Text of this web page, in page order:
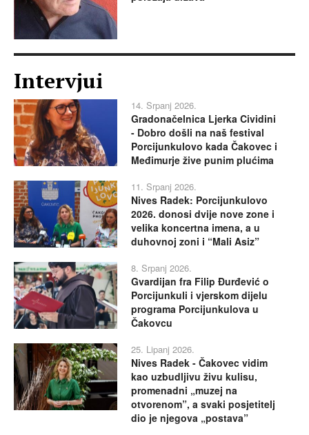
Intervjui
14. Srpanj 2026.
Gradonačelnica Ljerka Cividini
- Dobro došli na naš festival
Porcijunkulovo kada Čakovec i
Međimurje žive punim plućima
11. Srpanj 2026.
Nives Radek: Porcijunkulovo
2026. donosi dvije nove zone i
velika koncertna imena, a u
duhovnoj zoni i “Mali Asiz”
8. Srpanj 2026.
Gvardijan fra Filip Đurđević o
Porcijunkuli i vjerskom dijelu
programa Porcijunkulova u
Čakovcu
25. Lipanj 2026.
Nives Radek - Čakovec vidim
kao uzbudljivu živu kulisu,
promenadni „muzej na
otvorenom”, a svaki posjetitelj
dio je njegova „postava”